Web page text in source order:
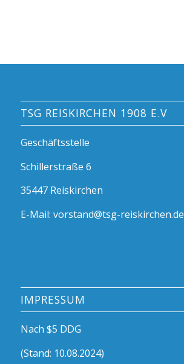
TSG REISKIRCHEN 1908 E.V
Geschäftsstelle
Schillerstraße 6
35447 Reiskirchen
E-Mail: vorstand@tsg-reiskirchen.de
IMPRESSUM
Nach $5 DDG
(Stand: 10.08.2024)